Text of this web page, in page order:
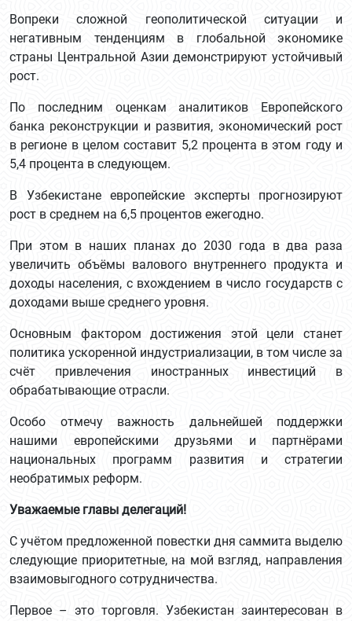
Вопреки сложной геополитической ситуации и
негативным тенденциям в глобальной экономике
страны Центральной Азии демонстрируют устойчивый
рост.
По последним оценкам аналитиков Европейского
банка реконструкции и развития, экономический рост
в регионе в целом составит 5,2 процента в этом году и
5,4 процента в следующем.
В Узбекистане европейские эксперты прогнозируют
рост в среднем на 6,5 процентов ежегодно.
При этом в наших планах до 2030 года в два раза
увеличить объёмы валового внутреннего продукта и
доходы населения, с вхождением в число государств с
доходами выше среднего уровня.
Основным фактором достижения этой цели станет
политика ускоренной индустриализации, в том числе за
счёт привлечения иностранных инвестиций в
обрабатывающие отрасли.
Особо отмечу важность дальнейшей поддержки
нашими европейскими друзьями и партнёрами
национальных программ развития и стратегии
необратимых реформ.
Уважаемые главы делегаций!
С учётом предложенной повестки дня саммита выделю
следующие приоритетные, на мой взгляд, направления
взаимовыгодного сотрудничества.
Первое – это торговля. Узбекистан заинтересован в